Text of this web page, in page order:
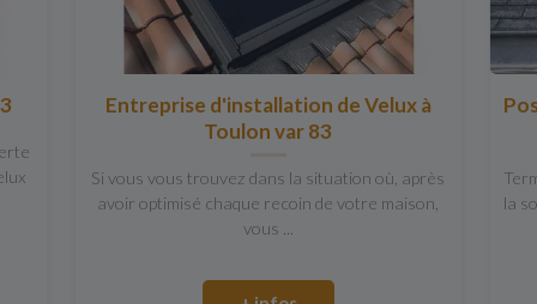
Entreprise d'installation de Velux à
Toulon var 83
Si vous vous trouvez dans la situation où, après
avoir optimisé chaque recoin de votre maison,
vous ...
la